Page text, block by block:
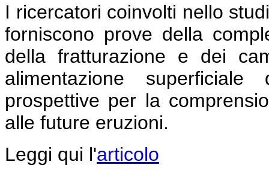
I ricercatori coinvolti nello
forniscono prove della
della fratturazione e dei
alimentazione
prospettive per la
alle future eruzioni.
Leggi qui l'articolo